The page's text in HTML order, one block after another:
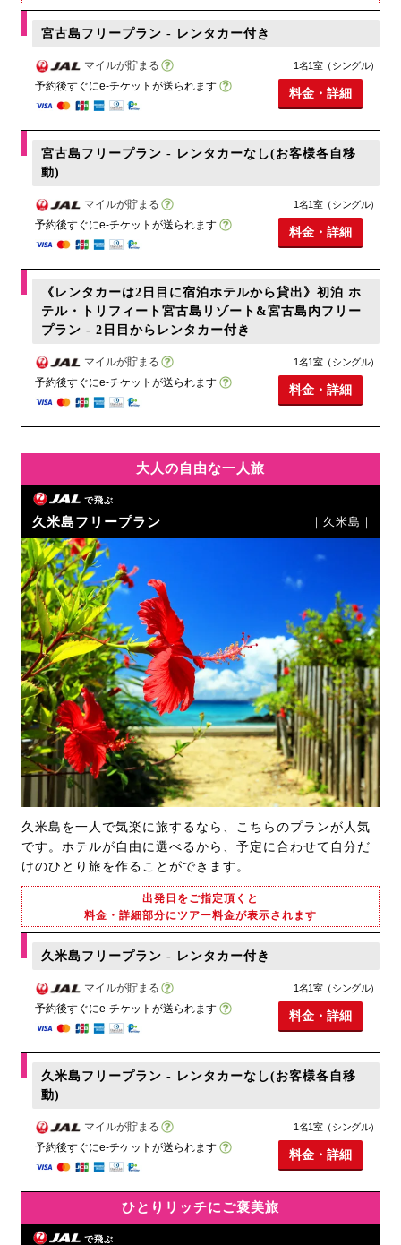
宮古島フリープラン - レンタカー付き
マイルが貯まる
予約後すぐにe-チケットが送られます
1名1室（シングル）
料金・詳細
宮古島フリープラン - レンタカーなし(お客様各自移
動)
マイルが貯まる
予約後すぐにe-チケットが送られます
1名1室（シングル）
料金・詳細
《レンタカーは2日目に宿泊ホテルから貸出》初泊 ホ
テル・トリフィート宮古島リゾート&宮古島内フリー
プラン - 2日目からレンタカー付き
マイルが貯まる
予約後すぐにe-チケットが送られます
1名1室（シングル）
料金・詳細
大人の自由な一人旅
で飛ぶ
久米島フリープラン ｜久米島｜
久米島を一人で気楽に旅するなら、こちらのプランが人気
です。ホテルが自由に選べるから、予定に合わせて自分だ
けのひとり旅を作ることができます。
出発日をご指定頂くと
料金・詳細部分にツアー料金が表示されます
久米島フリープラン - レンタカー付き
マイルが貯まる
予約後すぐにe-チケットが送られます
1名1室（シングル）
料金・詳細
久米島フリープラン - レンタカーなし(お客様各自移
動)
マイルが貯まる
予約後すぐにe-チケットが送られます
1名1室（シングル）
料金・詳細
ひとりリッチにご褒美旅
で飛ぶ